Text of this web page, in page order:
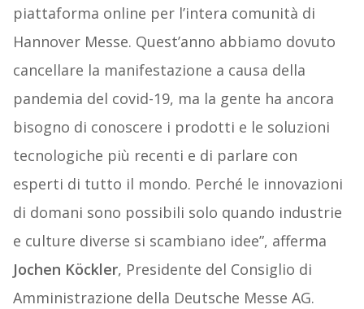
piattaforma online per l’intera comunità di
Hannover Messe. Quest’anno abbiamo dovuto
cancellare la manifestazione a causa della
pandemia del covid-19, ma la gente ha ancora
bisogno di conoscere i prodotti e le soluzioni
tecnologiche più recenti e di parlare con
esperti di tutto il mondo. Perché le innovazioni
di domani sono possibili solo quando industrie
e culture diverse si scambiano idee”, afferma
Jochen Köckler, Presidente del Consiglio di
Amministrazione della Deutsche Messe AG.